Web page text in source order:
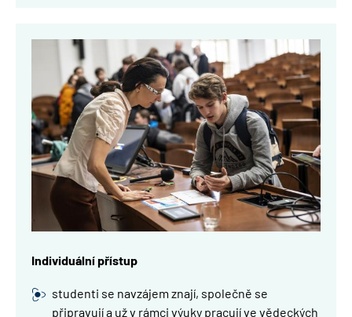
Obrázek
Individuální přístup
studenti se navzájem znají, společně se
připravují a už v rámci výuky pracují ve vědeckých